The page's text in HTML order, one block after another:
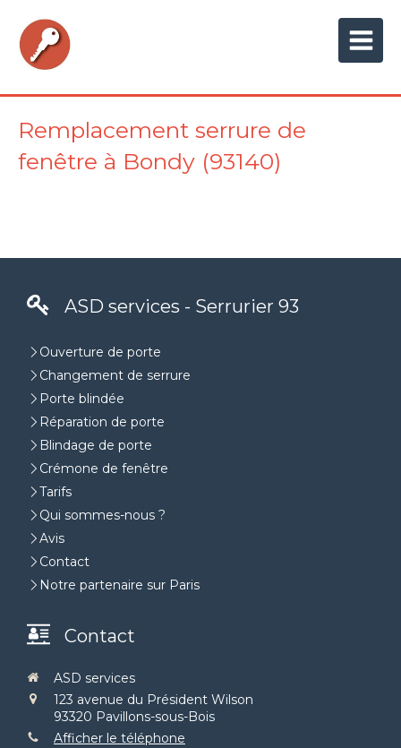
Remplacement serrure de
fenêtre à Bondy (93140)
ASD services - Serrurier 93
Ouverture de porte
Changement de serrure
Porte blindée
Réparation de porte
Blindage de porte
Crémone de fenêtre
Tarifs
Qui sommes-nous ?
Avis
Contact
Notre partenaire sur Paris
Contact
ASD services
123 avenue du Président Wilson
93320 Pavillons-sous-Bois
Afficher le téléphone